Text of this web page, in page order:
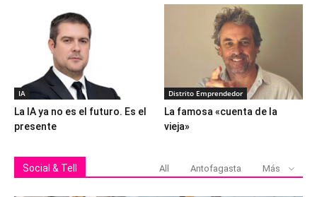
IA
La IA ya no es el futuro. Es el
presente
Distrito Emprendedor
La famosa «cuenta de la
vieja»
Social & Tell All Antofagasta Más